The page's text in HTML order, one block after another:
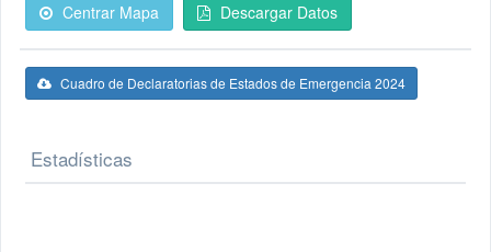
Centrar Mapa Descargar Datos
Cuadro de Declaratorias de Estados de Emergencia 2024
Estadísticas